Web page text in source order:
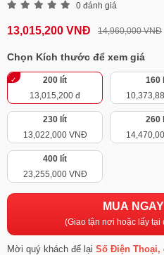
0 đánh giá
13,015,200 VNĐ 14,960,000 VNĐ
Chọn Kích thước để xem giá
200 lít
13,015,200 đ
160
230 lít
13,022,000 VNĐ
260
400 lít
23,255,000 VNĐ
MUA NGAY
(Giao tận nơi hoặc lấy tại
Mời quý khách để lại Số Điện Thoại,